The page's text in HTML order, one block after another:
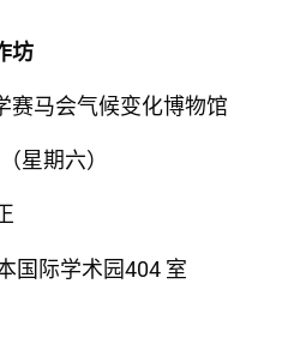
坊
赛马会气候变化博物馆
星期六）
国际学术园404 室